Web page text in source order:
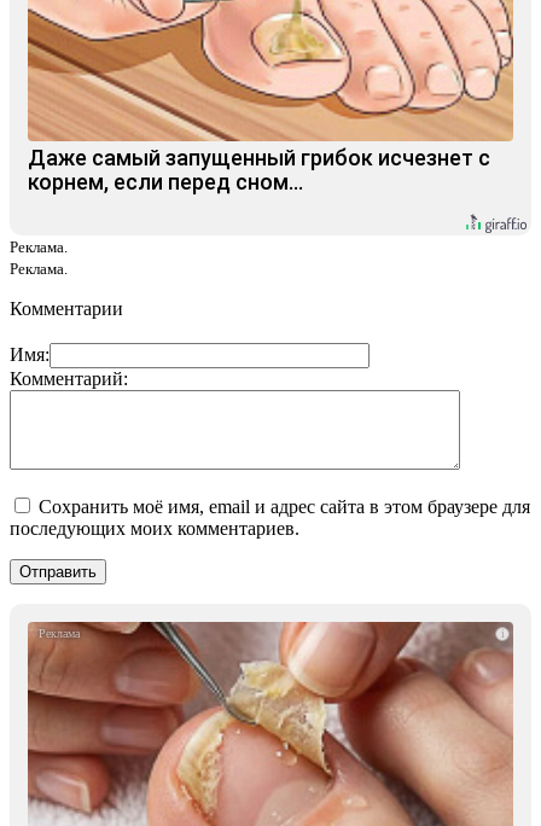
Даже самый запущенный грибок исчезнет с
корнем, если перед сном…
Реклама.
Реклама.
Комментарии
Имя:
Комментарий:
Сохранить моё имя, email и адрес сайта в этом браузере для
последующих моих комментариев.
i